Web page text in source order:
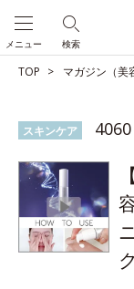
検索
メニュー
TOP マガジン（美
スキンケア